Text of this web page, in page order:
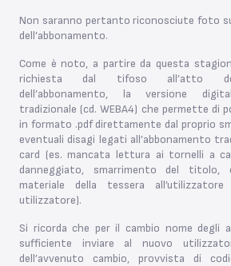
Non saranno pertanto riconosciute foto
dell’abbonamento.
Come è noto, a partire da questa
richiesta dal tifoso all’atto
dell’abbonamento, la versione
tradizionale (cd. WEBA4) che permette
in formato .pdf direttamente dal proprio
eventuali disagi legati all’abbonamento
card (es. mancata lettura ai tornelli a
danneggiato, smarrimento del titolo,
materiale della tessera
utilizzatore).
Si ricorda che per il cambio nome degli
sufficiente inviare al nuovo
dell’avvenuto cambio, provvista di